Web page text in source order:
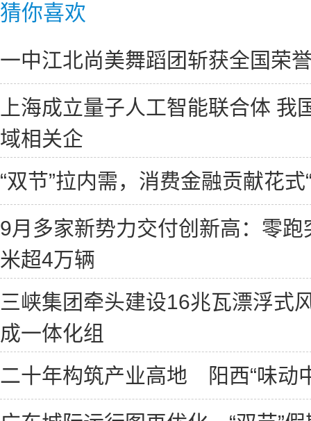
猜你喜欢
一中江北尚美舞蹈团斩获全国荣
上海成立量子人工智能联合体 我
域相关企
“双节”拉内需，消费金融贡献花
9月多家新势力交付创新高：零
米超4万辆
三峡集团牵头建设16兆瓦漂浮式
成一体化组
二十年构筑产业高地 阳西“味动